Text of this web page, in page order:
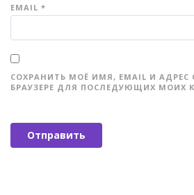
EMAIL *
СОХРАНИТЬ МОЁ ИМЯ, EMAIL И АДРЕС
БРАУЗЕРЕ ДЛЯ ПОСЛЕДУЮЩИХ МОИХ